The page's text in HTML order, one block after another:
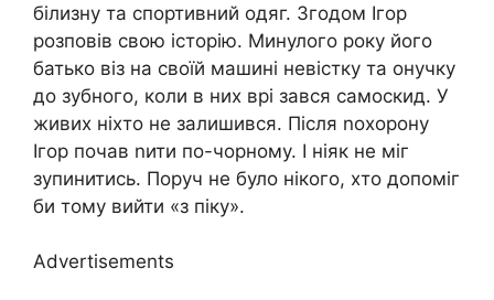
білизну та спортивний одяг. Згодом Ігор
розповів свою історію. Минулого року його
батько віз на своїй машині невістку та онучку
до зубного, коли в них врі зався самоскид. У
живих ніхто не залишився. Після nохорону
Ігор почав nити по-чорному. І ніяк не міг
зупинитись. Поруч не було нікого, хто допоміг
би тому вийти «з піку».
Advertisements